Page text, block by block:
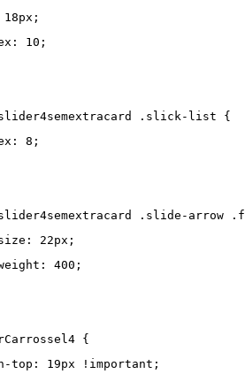
18px;
10;
.slick-list {
8;
.slide-arrow
22px;
400;
{
top: 19px !important;